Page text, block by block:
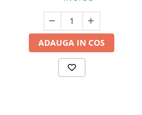
ADAUGA IN COS